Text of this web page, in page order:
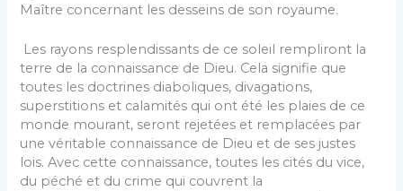
Maître concernant les desseins de son royaume.
Les rayons resplendissants de ce soleil rempliront la
terre de la connaissance de Dieu. Cela signifie que
toutes les doctrines diaboliques, divagations,
superstitions et calamités qui ont été les plaies de ce
monde mourant, seront rejetées et remplacées par
une véritable connaissance de Dieu et de ses justes
lois. Avec cette connaissance, toutes les cités du vice,
du péché et du crime qui couvrent la